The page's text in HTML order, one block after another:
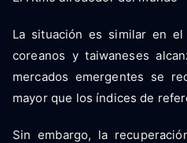
La situación es similar en
coreanos y taiwaneses
mercados emergentes se
mayor que los índices de
Sin embargo, la